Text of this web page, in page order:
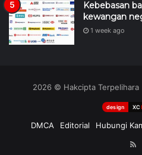
Kebebasan
kewangan
1 week ago
2026 © Hakcipta
design XC
DMCA Editorial Hubungi